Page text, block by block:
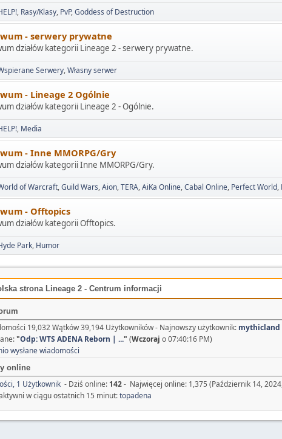
Rasy/Klasy PvP Goddess of Destruction
- serwery prywatne
działów kategorii Lineage 2 - serwery prywatne.
Serwery Własny serwer
- Lineage 2 Ogólnie
działów kategorii Lineage 2 - Ogólnie.
Media
- Inne MMORPG/Gry
działów kategorii Inne MMORPG/Gry.
of Warcraft Guild Wars Aion TERA AiKa Online Cabal Online Perfect World
- Offtopics
działów kategorii Offtopics.
Park Humor
strona Lineage 2 - Centrum informacji
19,032 Wątków 39,194 Użytkowników - Najnowszy użytkownik: mythicland
"Odp: WTS ADENA Reborn | ..." (Wczoraj o 07:40:16 PM)
wysłane wiadomości
online
1 Użytkownik - Dziś online: 142- Najwięcej online: 1,375 (Październik 14,
w ciągu ostatnich 15 minut:topadena